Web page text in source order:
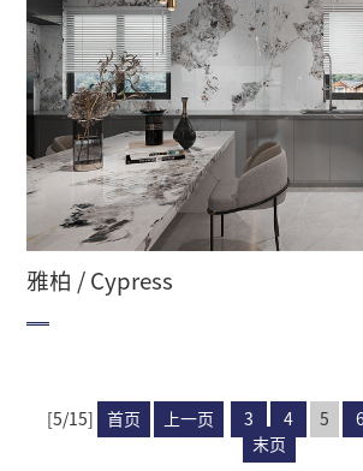
雅柏 / Cypress
[5/15] 首页 上一页 3 4 5
末页